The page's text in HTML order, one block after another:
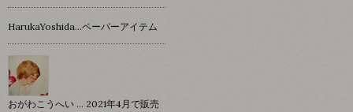
HarukaYoshida…ペーパーアイテム
おがわこうへい … 2021年4月で販売